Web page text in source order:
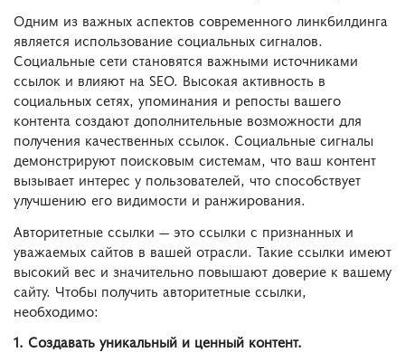
Одним из важных аспектов современного линкбилдинга
является использование социальных сигналов.
Социальные сети становятся важными источниками
ссылок и влияют на SEO. Высокая активность в
социальных сетях, упоминания и репосты вашего
контента создают дополнительные возможности для
получения качественных ссылок. Социальные сигналы
демонстрируют поисковым системам, что ваш контент
вызывает интерес у пользователей, что способствует
улучшению его видимости и ранжирования.
Авторитетные ссылки — это ссылки с признанных и
уважаемых сайтов в вашей отрасли. Такие ссылки имеют
высокий вес и значительно повышают доверие к вашему
сайту. Чтобы получить авторитетные ссылки,
необходимо:
1. Создавать уникальный и ценный контент.